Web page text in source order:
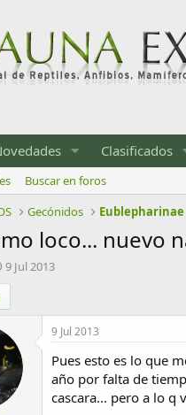
Clasificados
Buscar en foros
Gecónidos Eublepharinae
loco... nuevo
F
e
h
a
d
e
i
n
9 Jul 2013
9 Jul 2013
Pues esto es lo que
año por falta de
cascara... pero a lo q